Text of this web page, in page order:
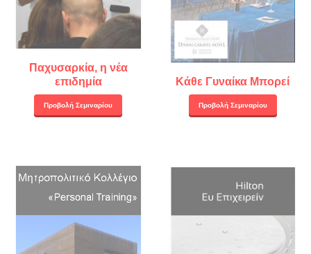
Παχυσαρκία, η νέα
επιδημία
Προβολή Σεμιναρίου
Κάθε Γυναίκα Μπορεί
Προβολή Σεμιναρίου